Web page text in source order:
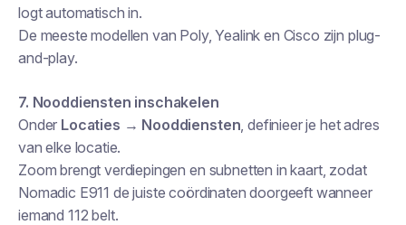
logt automatisch in.
De meeste modellen van Poly, Yealink en Cisco zijn plug-
and-play.
7. Nooddiensten inschakelen
Onder Locaties → Nooddiensten, definieer je het adres
van elke locatie.
Zoom brengt verdiepingen en subnetten in kaart, zodat
Nomadic E911 de juiste coördinaten doorgeeft wanneer
iemand 112 belt.